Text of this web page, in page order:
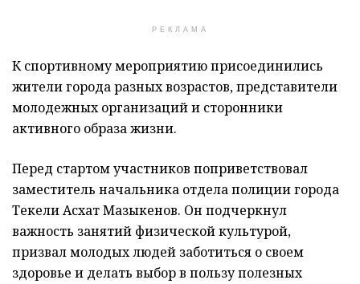
РЕКЛАМА
К спортивному мероприятию присоединились
жители города разных возрастов, представители
молодежных организаций и сторонники
активного образа жизни.
Перед стартом участников поприветствовал
заместитель начальника отдела полиции города
Текели Асхат Мазыкенов. Он подчеркнул
важность занятий физической культурой,
призвал молодых людей заботиться о своем
здоровье и делать выбор в пользу полезных